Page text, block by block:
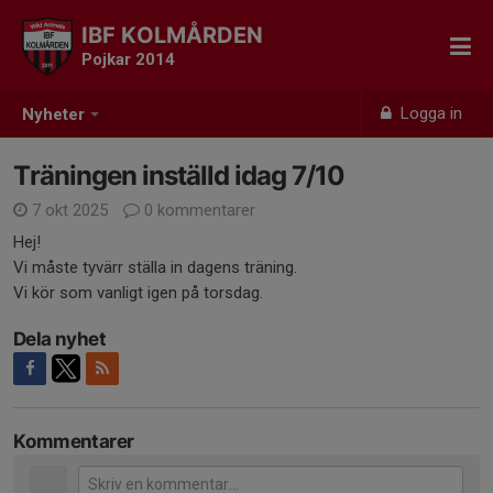
Nyheter Logga in
IBF KOLMÅRDEN
Pojkar 2014
Träningen inställd idag 7/10
7 okt 2025
0 kommentarer
Hej!
Vi måste tyvärr ställa in dagens träning.
Vi kör som vanligt igen på torsdag.
Dela nyhet
Kommentarer